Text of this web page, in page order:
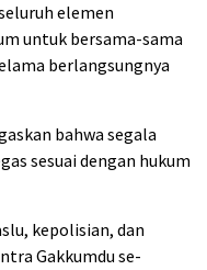
elemen
untuk bersama-sama
berlangsungnya
bahwa segala
sesuai dengan hukum
kepolisian, dan
Gakkumdu se-